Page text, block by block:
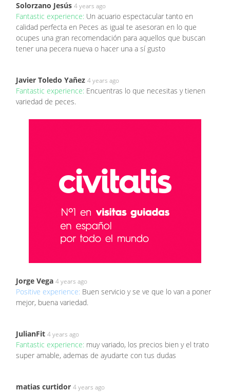
Solorzano Jesús 4 years ago
Fantastic experience: Un acuario espectacular tanto en
calidad perfecta en Peces as igual te asesoran en lo que
ocupes una gran recomendación para aquellos que buscan
tener una pecera nueva o hacer una a sí gusto
Javier Toledo Yañez 4 years ago
Fantastic experience: Encuentras lo que necesitas y tienen
variedad de peces.
Jorge Vega 4 years ago
Positive experience: Buen servicio y se ve que lo van a poner
mejor, buena variedad.
JulianFit 4 years ago
Fantastic experience: muy variado, los precios bien y el trato
super amable, ademas de ayudarte con tus dudas
matias curtidor 4 years ago